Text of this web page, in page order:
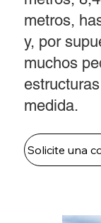
metros,
y, por
muchos
medida.